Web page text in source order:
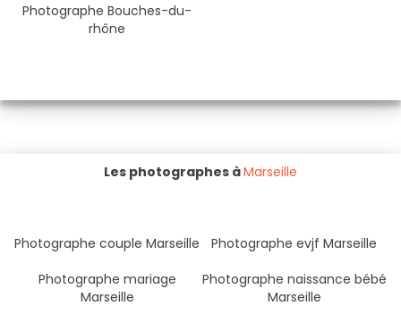
Photographe Bouches-du-
rhône
Les photographes àMarseille
Photographe couple Marseille
Photographe evjf Marseille
Photographe mariage
Marseille
Photographe naissance bébé
Marseille